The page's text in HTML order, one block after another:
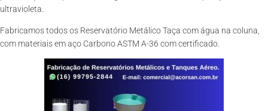
ultravioleta.
Fabricamos todos os Reservatório Metálico Taça com água na coluna,
com materiais em aço Carbono ASTM A-36 com certificado.